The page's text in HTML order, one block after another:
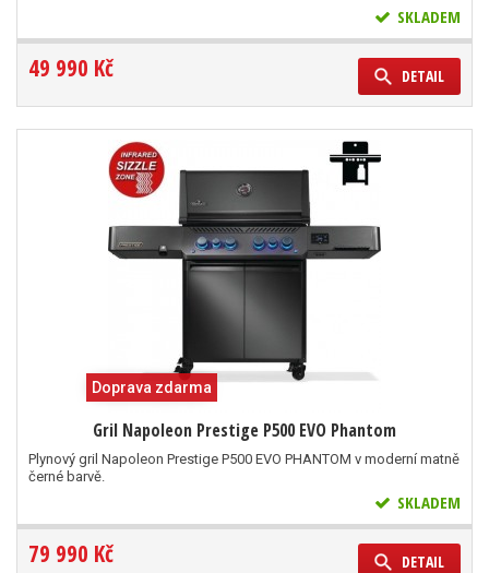
SKLADEM
49 990 Kč DETAIL
Doprava zdarma
Gril Napoleon Prestige P500 EVO Phantom
Plynový gril Napoleon Prestige P500 EVO PHANTOM v moderní matně
černé barvě.
SKLADEM
79 990 Kč DETAIL